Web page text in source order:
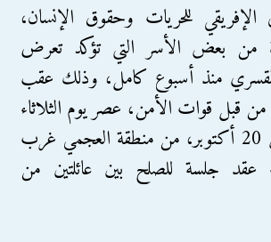
الإفريقي للحريات وحقوق الإنسان،
من بعض الأسر التي تؤكد تعرض
منذ أسبوع كامل، وذلك عقب
من قبل قوات الأمن، عصر يوم الثلاثاء
قبل الماضي الموافق 20 أكتوبر، من منطقة العجمي غرب
عقد جلسة للصلح بين عائلتين من